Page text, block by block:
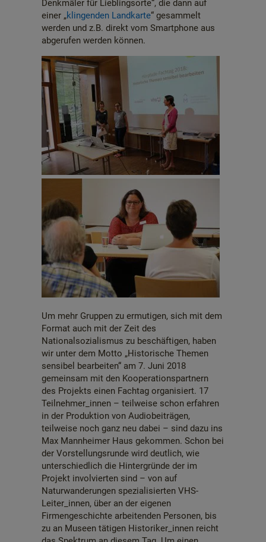
Denkmäler für Lieblingsorte“, die dann auf
einer „klingenden Landkarte“ gesammelt
werden und z.B. direkt vom Smartphone aus
abgerufen werden können.
Um mehr Gruppen zu ermutigen, sich mit dem
Format auch mit der Zeit des
Nationalsozialismus zu beschäftigen, haben
wir unter dem Motto „Historische Themen
sensibel bearbeiten“ am 7. Juni 2018
gemeinsam mit den Kooperationspartnern
des Projekts einen Fachtag organisiert. 17
Teilnehmer_innen – teilweise schon erfahren
in der Produktion von Audiobeiträgen,
teilweise noch ganz neu dabei – sind dazu ins
Max Mannheimer Haus gekommen. Schon bei
der Vorstellungsrunde wird deutlich, wie
unterschiedlich die Hintergründe der im
Projekt involvierten sind – von auf
Naturwanderungen spezialisierten VHS-
Leiter_innen, über an der eigenen
Firmengeschichte arbeitenden Personen, bis
zu an Museen tätigen Historiker_innen reicht